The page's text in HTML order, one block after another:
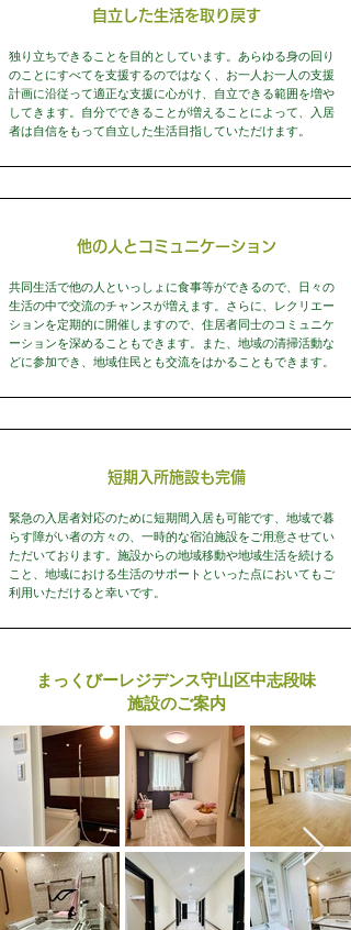
自立した生活を取り戻す
独り立ちできることを目的としています。あらゆる身の回り
のことにすべてを支援するのではなく、お一人お一人の支援
計画に沿従って適正な支援に心がけ、自立できる範囲を増や
してきます。自分でできることが増えることによって、入居
者は自信をもって自立した生活目指していただけます。
他の人とコミュニケーション
共同生活で他の人といっしょに食事等ができるので、日々の
生活の中で交流のチャンスが増えます。さらに、レクリエー
ションを定期的に開催しますので、住居者同士のコミュニケ
ーションを深めることもできます。また、地域の清掃活動な
どに参加でき、地域住民とも交流をはかることもできます。
短期入所施設も完備
緊急の入居者対応のために短期間入居も可能です、地域で暮
らす障がい者の方々の、一時的な宿泊施設をご用意させてい
ただいております。施設からの地域移動や地域生活を続ける
こと、地域における生活のサポートといった点においてもご
利用いただけると幸いです。
まっくびーレジデンス守山区中志段味
施設のご案内